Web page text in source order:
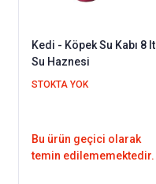
Kedi - Köpek Su Kabı 8 lt
Su Haznesi
STOKTA YOK
Bu ürün geçici olarak
temin edilememektedir.